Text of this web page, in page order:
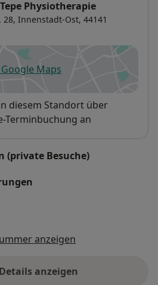
Physiotherapie
28, Innenstadt-Ost, 44141
Maps
öffnet in einer neuen
diesem Standort über
Terminbuchung an
(private Besuche)
anzeigen
anzeigen
über die Adresse